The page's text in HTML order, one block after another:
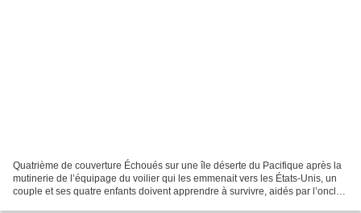
Quatrième de couverture Échoués sur une île déserte du Pacifique après la
mutinerie de l’équipage du voilier qui les emmenait vers les États-Unis, un
couple et ses quatre enfants doivent apprendre à survivre, aidés par l’oncle